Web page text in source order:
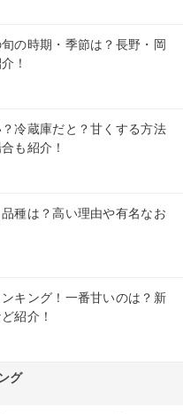
の時期・季節は？長野・岡
！
冷蔵庫だと？甘くする方法
も紹介！
種は？高い理由や有名なお
キング！一番甘いのは？新
紹介！
グ